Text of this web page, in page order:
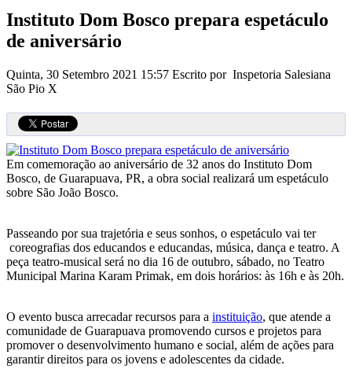
Instituto Dom Bosco prepara espetáculo
de aniversário
Quinta, 30 Setembro 2021 15:57 Escrito por Inspetoria Salesiana
São Pio X
Em comemoração ao aniversário de 32 anos do Instituto Dom
Bosco, de Guarapuava, PR, a obra social realizará um espetáculo
sobre São João Bosco.
Passeando por sua trajetória e seus sonhos, o espetáculo vai ter
coreografias dos educandos e educandas, música, dança e teatro. A
peça teatro-musical será no dia 16 de outubro, sábado, no Teatro
Municipal Marina Karam Primak, em dois horários: às 16h e às 20h.
O evento busca arrecadar recursos para a instituição, que atende a
comunidade de Guarapuava promovendo cursos e projetos para
promover o desenvolvimento humano e social, além de ações para
garantir direitos para os jovens e adolescentes da cidade.